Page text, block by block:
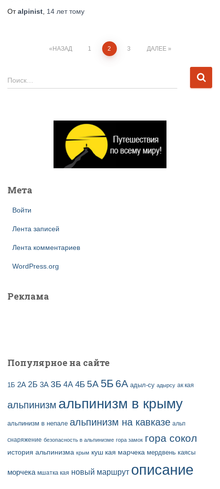
Отalpinist 14 леттому
Пагинация
записей
НАЗАД 1 2 3 ДАЛЕЕ
Н
а
Поиск…
Мета
Войти
Лента записей
Лента комментариев
WordPress.org
Реклама
Популярное на сайте
1Б 2А 2Б 3А 3Б 4А 4Б 5А 5Б 6А адыл-су адырсу ак кая
альпинизм альпинизм в крыму
альпинизм в непале альпинизм на кавказе альп
снаряжение безопасность в альпинизме гора замок гора сокол
история альпинизма крым куш кая марчека мердвень каясы
морчека мшатка кая новый маршрут описание